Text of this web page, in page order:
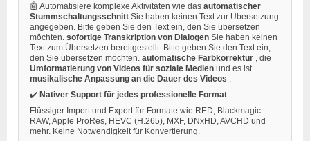
🤖 Automatisiere komplexe Aktivitäten wie das automatischer
Stummschaltungsschnitt Sie haben keinen Text zur Übersetzung
angegeben. Bitte geben Sie den Text ein, den Sie übersetzen
möchten. sofortige Transkription von Dialogen Sie haben keinen
Text zum Übersetzen bereitgestellt. Bitte geben Sie den Text ein,
den Sie übersetzen möchten. automatische Farbkorrektur
, die
Umformatierung von Videos für soziale Medien und es ist.
musikalische Anpassung an die Dauer des Videos
✔️ Nativer Support für jedes professionelle Format
Flüssiger Import und Export für Formate wie RED, Blackmagic
RAW, Apple ProRes, HEVC (H.265), MXF, DNxHD, AVCHD und
mehr. Keine Notwendigkeit für Konvertierung.